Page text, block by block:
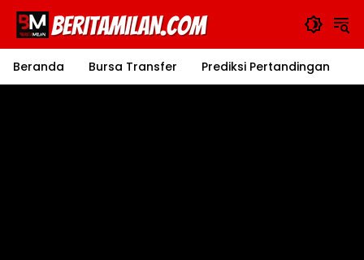
Langsung
konten
Beranda
Bursa Transfer Prediksi Pertandingan